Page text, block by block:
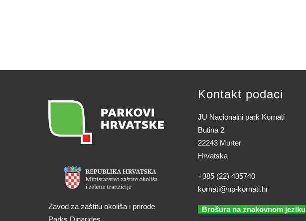
Zavod za zaštitu okoliša i prirode
Parks Dinarides
Kontakt podaci
JU Nacionalni park Kornati
Butina 2
22243 Murter
Hrvatska
+385 (22) 435740
kornati@np-kornati.hr
Brošura na znakovnom jeziku